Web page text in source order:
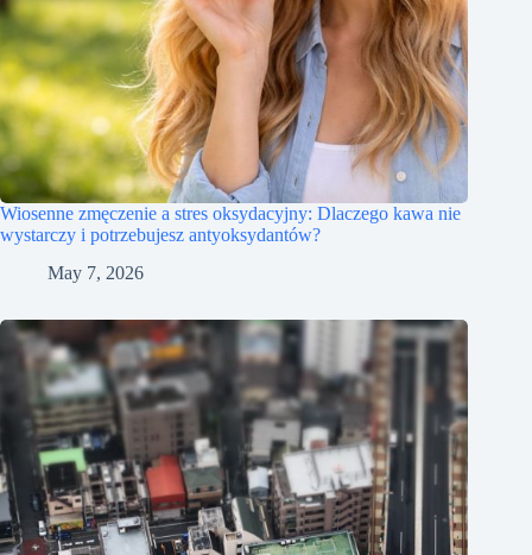
Wiosenne zmęczenie a stres oksydacyjny: Dlaczego kawa nie
wystarczy i potrzebujesz antyoksydantów?
May 7, 2026